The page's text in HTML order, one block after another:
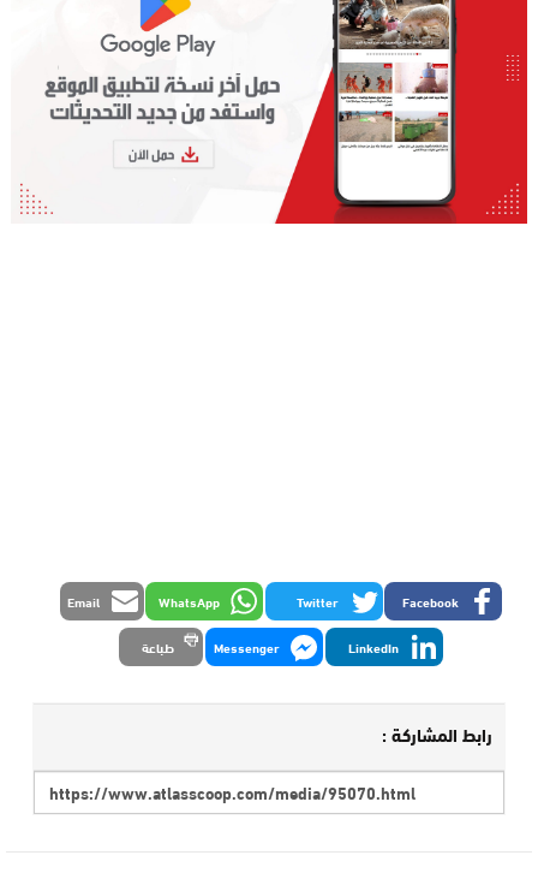
Facebook
Twitter
WhatsApp
Email
LinkedIn
Messenger طباعة
رابط المشاركة :